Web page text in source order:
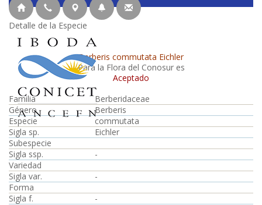
Detalle de la Especie
Berberis commutata Eichler
Para la Flora del Conosur es
Aceptado
Familia
Berberidaceae
Género
Berberis
Especie
commutata
Sigla sp.
Eichler
Subespecie
Sigla ssp.
-
Variedad
Sigla var.
-
Forma
Sigla f.
-